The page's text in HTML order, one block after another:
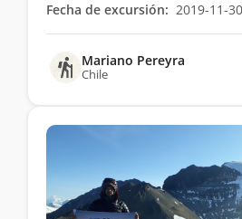
Fecha de excursión: 2019-11-30
Mariano Pereyra
Chile